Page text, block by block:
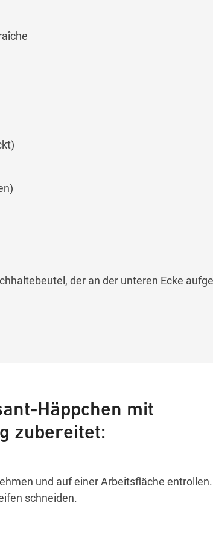
der an der unteren Ecke
Häppchen mit
zubereitet:
und auf einer Arbeitsfläche
schneiden.